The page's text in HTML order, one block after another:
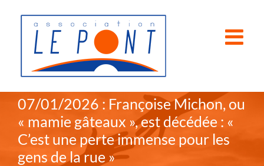
07/01/2026 : Françoise Michon, ou
« mamie gâteaux », est décédée : «
C’est une perte immense pour les
gens de la rue »